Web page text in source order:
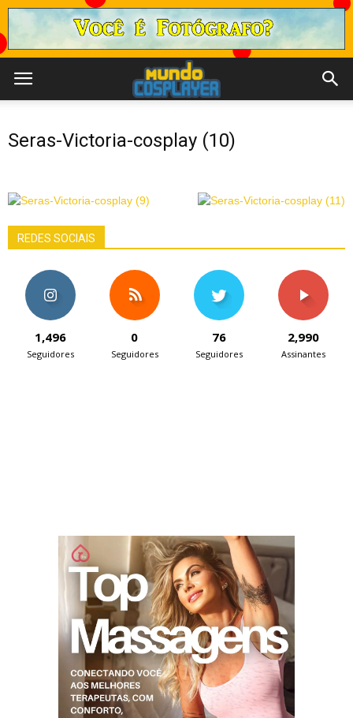
Seras-Victoria-cosplay (10)
REDES SOCIAIS
1,496
Seguidores
0
Seguidores
76
Seguidores
2,990
Assinantes